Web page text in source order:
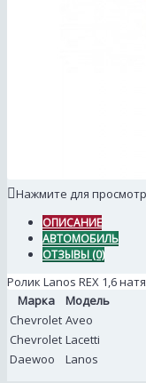
Нажмите для
ОПИСАНИЕ
АВТОМОБИЛЬ
ОТЗЫВЫ (0)
Ролик Lanos REX 1,6
Марка
Модель
Chevrolet Aveo
Chevrolet Lacetti
Daewoo
Lanos